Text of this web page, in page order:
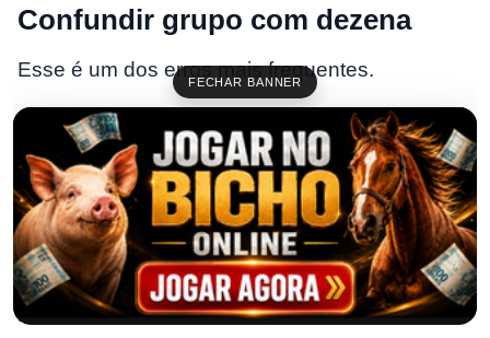
Confundir grupo com dezena
Esse é um dos erros mais frequentes.
A pessoa vê que o número final caiu no mesmo
grupo e pensa que acertou a dezena. Mas
grupo e dezena não são a mesma coisa.
Exemplo:
Dezena 33: Cobra
FECHAR BANNER